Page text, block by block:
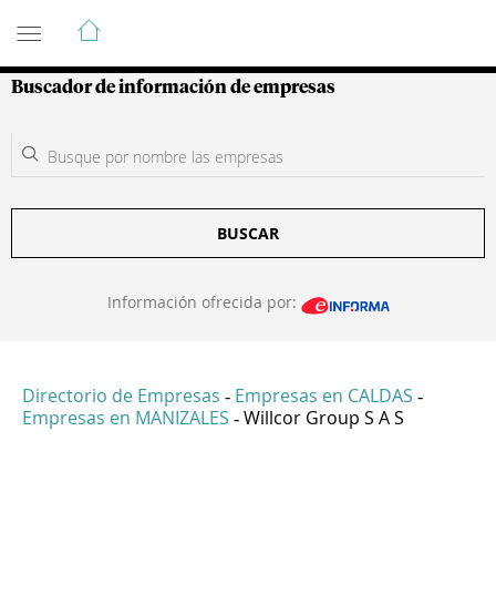
Guía de Empresas Colombianas
Buscador de información de empresas
BUSCAR
Información ofrecida por:
Directorio de Empresas - Empresas en CALDAS -
Empresas en MANIZALES - Willcor Group S A S